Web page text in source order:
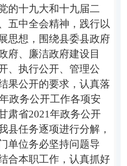
的十九大和十九届二
五中全会精神，践行以
思想，围绕县委县政府
府、廉洁政府建设目
、执行公开、管理公
果公开的要求，认真落
政务公开工作各项安
肃省2021年政务公开
县任务逐项进行分解，
单位务必坚持问题导
合本职工作，认真抓好